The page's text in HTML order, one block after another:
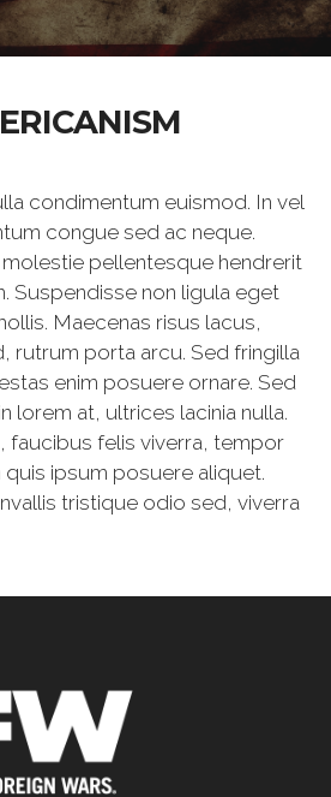
condimentum euismod. In vel
congue sed ac neque.
molestie pellentesque hendrerit
Suspendisse non ligula eget
Maecenas risus lacus,
rutrum porta arcu. Sed fringilla
enim posuere ornare. Sed
lorem at, ultrices lacinia nulla.
faucibus felis viverra, tempor
ipsum posuere aliquet.
tristique odio sed, viverra